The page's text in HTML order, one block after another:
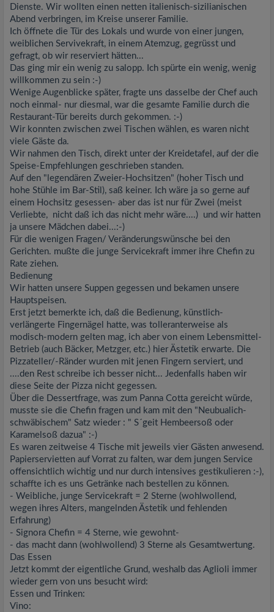
Dienste. Wir wollten einen netten italienisch-sizilianischen
Abend verbringen, im Kreise unserer Familie.
Ich öffnete die Tür des Lokals und wurde von einer jungen,
weiblichen Servivekraft, in einem Atemzug, gegrüsst und
gefragt, ob wir reserviert hätten...
Das ging mir ein wenig zu salopp. Ich spürte ein wenig, wenig
willkommen zu sein :-)
Wenige Augenblicke später, fragte uns dasselbe der Chef auch
noch einmal- nur diesmal, war die gesamte Familie durch die
Restaurant-Tür bereits durch gekommen. :-)
Wir konnten zwischen zwei Tischen wählen, es waren nicht
viele Gäste da.
Wir nahmen den Tisch, direkt unter der Kreidetafel, auf der die
Speise-Empfehlungen geschrieben standen.
Auf den "legendären Zweier-Hochsitzen" (hoher Tisch und
hohe Stühle im Bar-Stil), saß keiner. Ich wäre ja so gerne auf
einem Hochsitz gesessen- aber das ist nur für Zwei (meist
Verliebte, nicht daß ich das nicht mehr wäre....) und wir hatten
ja unsere Mädchen dabei...:-)
Für die wenigen Fragen/ Veränderungswünsche bei den
Gerichten. mußte die junge Servicekraft immer ihre Chefin zu
Rate ziehen.
Bedienung
Wir hatten unsere Suppen gegessen und bekamen unsere
Hauptspeisen.
Erst jetzt bemerkte ich, daß die Bedienung, künstlich-
verlängerte Fingernägel hatte, was tolleranterweise als
modisch-modern gelten mag, ich aber von einem Lebensmittel-
Betrieb (auch Bäcker, Metzger, etc.) hier Ästetik erwarte. Die
Pizzateller/-Ränder wurden mit jenen Fingern serviert, und
....den Rest schreibe ich besser nicht... Jedenfalls haben wir
diese Seite der Pizza nicht gegessen.
Über die Dessertfrage, was zum Panna Cotta gereicht würde,
musste sie die Chefin fragen und kam mit den "Neubualich-
schwäbischem" Satz wieder : " S´geit Hembeersoß oder
Karamelsoß dazua" :-)
Es waren zeitweise 4 Tische mit jeweils vier Gästen anwesend.
Papierservietten auf Vorrat zu falten, war dem jungen Service
offensichtlich wichtig und nur durch intensives gestikulieren :-),
schaffte ich es uns Getränke nach bestellen zu können.
- Weibliche, junge Servicekraft = 2 Sterne (wohlwollend,
wegen ihres Alters, mangelnden Ästetik und fehlenden
Erfahrung)
- Signora Chefin = 4 Sterne, wie gewohnt-
- das macht dann (wohlwollend) 3 Sterne als Gesamtwertung.
Das Essen
Jetzt kommt der eigentliche Grund, weshalb das Aglioli immer
wieder gern von uns besucht wird:
Essen und Trinken:
Vino: